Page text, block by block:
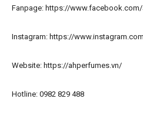
Fanpage: https://
Instagram: https://
Website: https://ahperfumes.vn/
Hotline: 0982 829 488